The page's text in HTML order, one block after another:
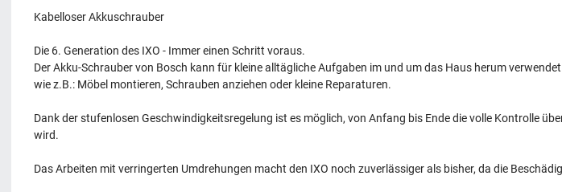
Kabelloser Akkuschrauber
Die 6. Generation des IXO - Immer einen Schritt voraus.
Der Akku-Schrauber von Bosch kann für kleine alltägliche Aufgaben im und um das Haus herum
wie z.B.: Möbel montieren, Schrauben anziehen oder kleine Reparaturen.
Dank der stufenlosen Geschwindigkeitsregelung ist es möglich, von Anfang bis Ende die volle Kontrolle
wird.
Das Arbeiten mit verringerten Umdrehungen macht den IXO noch zuverlässiger als bisher, da die